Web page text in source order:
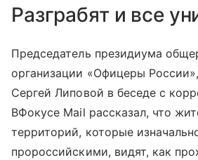
Разграбят и все
Председатель президиума
организации «Офицеры
Сергей Липовой в беседе с
ВФокусе Mail рассказал, что
территорий, которые
пророссийскими, видят, как